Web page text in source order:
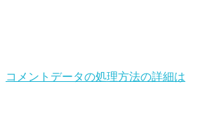
コメントデータの処理方法の詳細は